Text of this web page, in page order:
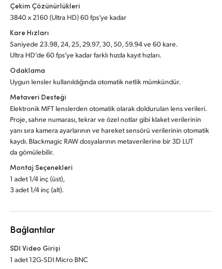
Çekim Çözünürlükleri
3840 x 2160 (Ultra HD) 60 fps’ye kadar
Kare Hızları
Saniyede 23.98, 24, 25, 29.97, 30, 50, 59.94ve 60 kare.
Ultra HD’de 60 fps’ye kadar farklı hızda kayıt hızları.
Odaklama
Uygun lensler kullanıldığında otomatik netlik mümkündür.
Metaveri Desteği
Elektronik MFT lenslerden otomatik olarak doldurulan lens verileri.
Proje, sahne numarası, tekrar ve özel notlar gibi klaket verilerinin
yanı sıra kamera ayarlarının ve hareket sensörü verilerinin otomatik
kaydı. Blackmagic RAW dosyalarının metaverilerine bir 3D LUT
da gömülebilir.
Montaj Seçenekleri
1 adet 1/4 inç (üst),
3 adet 1/4 inç (alt).
Bağlantılar
SDI Video Girişi
1 adet 12G‑SDI Micro BNC